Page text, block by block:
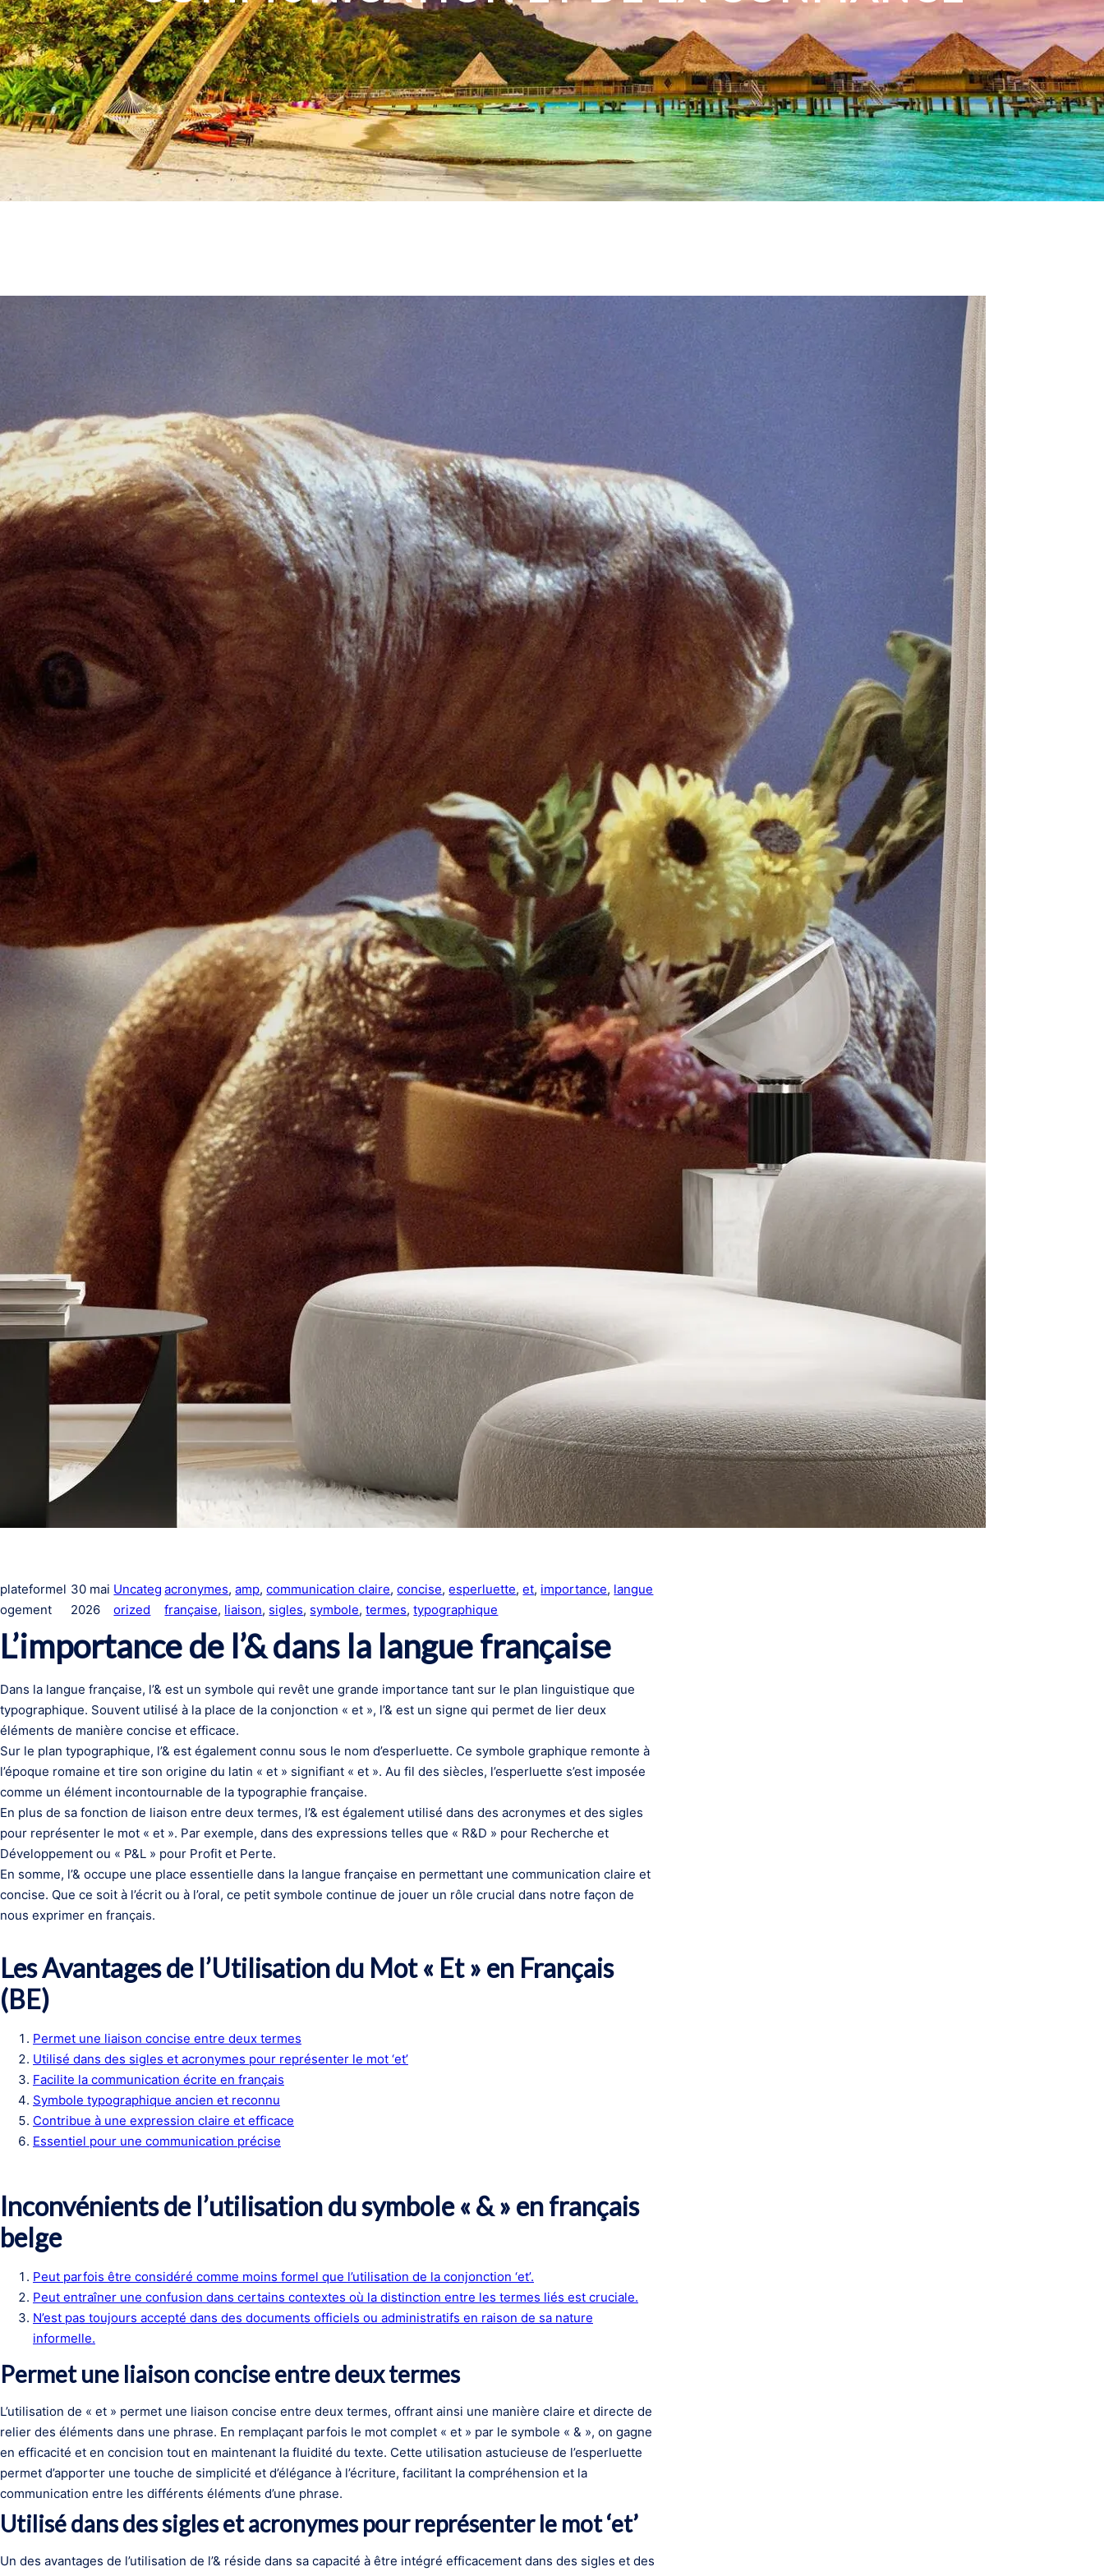
plateformel
ogement
30 mai
2026
Uncateg
orized
acronymes, amp, communication claire, concise, esperluette, et, importance, langue
française, liaison, sigles, symbole, termes, typographique
L’importance de l’& dans la langue française
Dans la langue française, l’& est un symbole qui revêt une grande importance tant sur le plan linguistique que
typographique. Souvent utilisé à la place de la conjonction « et », l’& est un signe qui permet de lier deux
éléments de manière concise et efficace.
Sur le plan typographique, l’& est également connu sous le nom d’esperluette. Ce symbole graphique remonte à
l’époque romaine et tire son origine du latin « et » signifiant « et ». Au fil des siècles, l’esperluette s’est imposée
comme un élément incontournable de la typographie française.
En plus de sa fonction de liaison entre deux termes, l’& est également utilisé dans des acronymes et des sigles
pour représenter le mot « et ». Par exemple, dans des expressions telles que « R&D » pour Recherche et
Développement ou « P&L » pour Profit et Perte.
En somme, l’& occupe une place essentielle dans la langue française en permettant une communication claire et
concise. Que ce soit à l’écrit ou à l’oral, ce petit symbole continue de jouer un rôle crucial dans notre façon de
nous exprimer en français.
Les Avantages de l’Utilisation du Mot « Et » en Français
(BE)
Permet une liaison concise entre deux termes
Utilisé dans des sigles et acronymes pour représenter le mot ‘et’
Facilite la communication écrite en français
Symbole typographique ancien et reconnu
Contribue à une expression claire et efficace
Essentiel pour une communication précise
Inconvénients de l’utilisation du symbole « & » en français
belge
Peut parfois être considéré comme moins formel que l’utilisation de la conjonction ‘et’.
Peut entraîner une confusion dans certains contextes où la distinction entre les termes liés est cruciale.
N’est pas toujours accepté dans des documents officiels ou administratifs en raison de sa nature
informelle.
Permet une liaison concise entre deux termes
L’utilisation de « et » permet une liaison concise entre deux termes, offrant ainsi une manière claire et directe de
relier des éléments dans une phrase. En remplaçant parfois le mot complet « et » par le symbole « & », on gagne
en efficacité et en concision tout en maintenant la fluidité du texte. Cette utilisation astucieuse de l’esperluette
permet d’apporter une touche de simplicité et d’élégance à l’écriture, facilitant la compréhension et la
communication entre les différents éléments d’une phrase.
Utilisé dans des sigles et acronymes pour représenter le mot ‘et’
Un des avantages de l’utilisation de l’& réside dans sa capacité à être intégré efficacement dans des sigles et des